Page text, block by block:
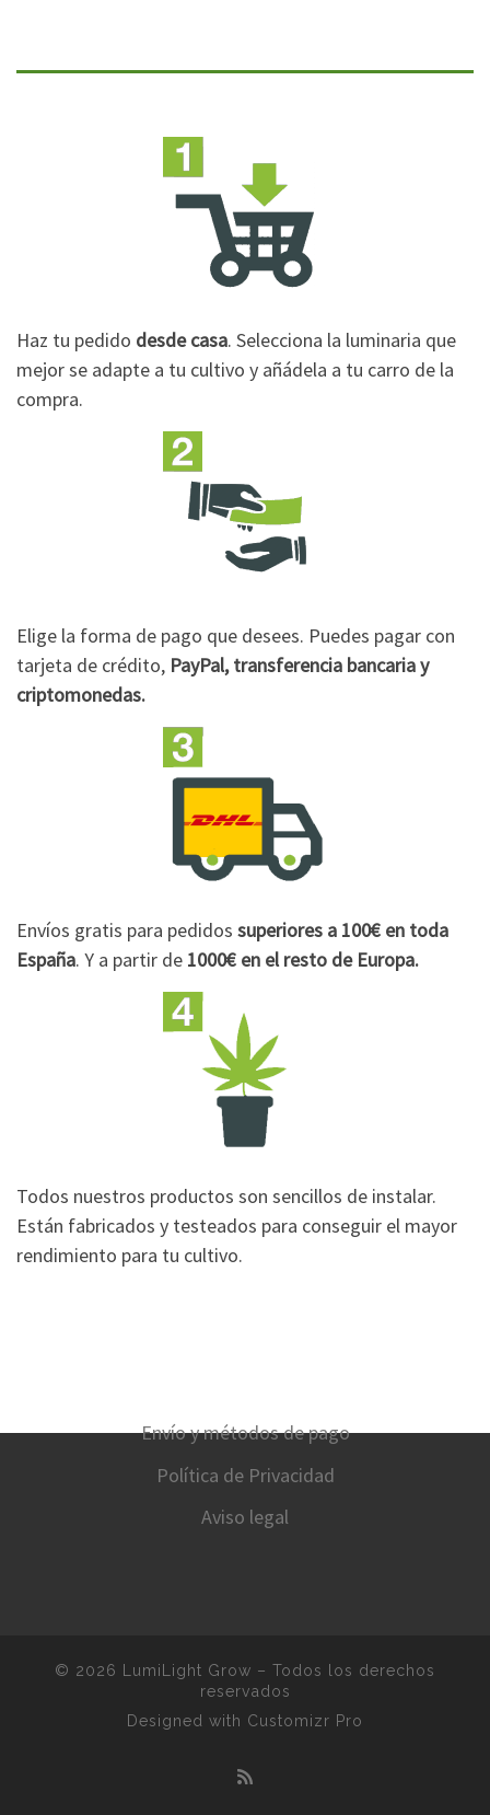
Haz tu pedido desde casa. Selecciona la luminaria que
mejor se adapte a tu cultivo y añádela a tu carro de la
compra.
Elige la forma de pago que desees. Puedes pagar con
tarjeta de crédito, PayPal, transferencia bancaria y
criptomonedas.
Envíos gratis para pedidos superiores a 100€ en toda
España. Y a partir de 1000€ en el resto de Europa.
Todos nuestros productos son sencillos de instalar.
Están fabricados y testeados para conseguir el mayor
rendimiento para tu cultivo.
Envío y métodos de pago
Política de Privacidad
Aviso legal
© 2026 LumiLight Grow – Todos los derechos
reservados
Designed with Customizr Pro